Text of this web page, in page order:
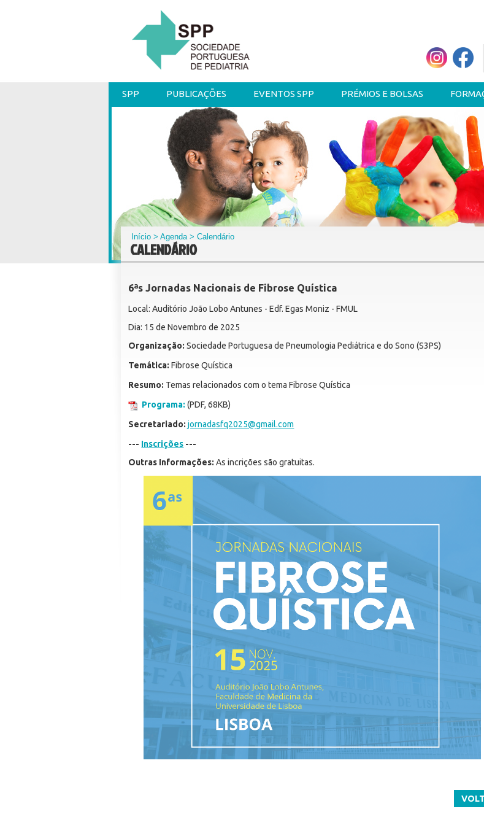
SPP PUBLICAÇÕES EVENTOS SPP PRÉMIOS E BOLSAS
Início >Agenda> Calendário
CALENDÁRIO
6ªs Jornadas Nacionais de Fibrose Quística
Local: Auditório João Lobo Antunes - Edf. Egas Moniz - FMUL
Dia: 15 de Novembro de 2025
Organização: Sociedade Portuguesa de Pneumologia Pediátrica e do Sono (S3PS)
Temática: Fibrose Quística
Resumo: Temas relacionados com o tema Fibrose Quística
Programa: (PDF, 68KB)
Secretariado: jornadasfq2025@gmail.com
--- Inscrições ---
Outras Informações:As incrições são gratuitas.